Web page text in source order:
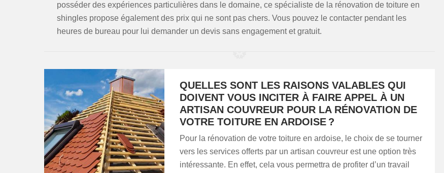
posséder des expériences particulières dans le domaine, ce spécialiste de la rénovation de toiture en
shingles propose également des prix qui ne sont pas chers. Vous pouvez le contacter pendant les
heures de bureau pour lui demander un devis sans engagement et gratuit.
QUELLES SONT LES RAISONS VALABLES QUI
DOIVENT VOUS INCITER À FAIRE APPEL À UN
ARTISAN COUVREUR POUR LA RÉNOVATION DE
VOTRE TOITURE EN ARDOISE ?
Pour la rénovation de votre toiture en ardoise, le choix de se tourner
vers les services offerts par un artisan couvreur est une option très
intéressante. En effet, cela vous permettra de profiter d’un travail